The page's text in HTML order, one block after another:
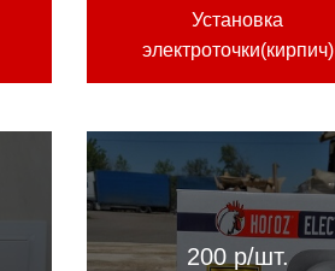
Установка
электроточки(кирпич)
200 р/шт.